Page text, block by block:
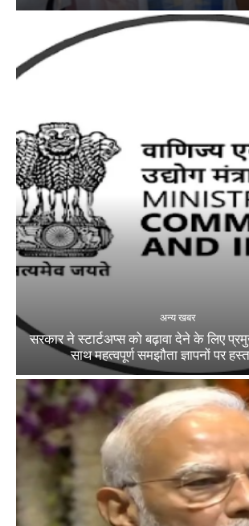
अन्य खबर
सरकार ने स्टार्टअप्‍स को बढ़ावा देने के लिए
साथ महत्‍वपूर्ण समझौता ज्ञापनों पर